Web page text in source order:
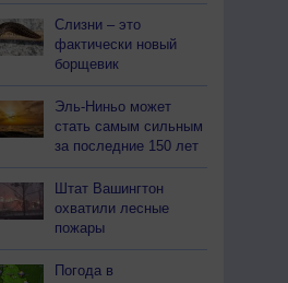
Слизни – это
фактически новый
борщевик
Эль-Ниньо может
стать самым сильным
за последние 150 лет
Штат Вашингтон
охватили лесные
пожары
Погода в